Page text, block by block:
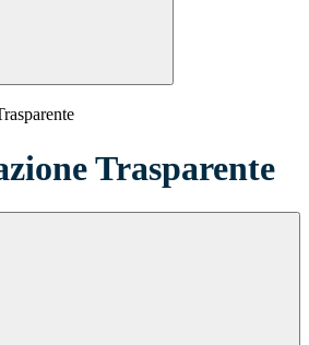
Trasparente